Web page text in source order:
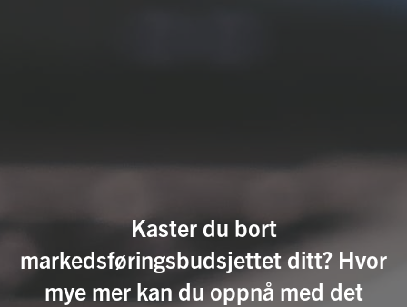
Kaster du bort
markedsføringsbudsjettet ditt? Hvor
mye mer kan du oppnå med det